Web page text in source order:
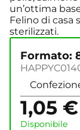
un’ottima
Felino di casa
sterilizzati.
Formato:
1,05 €
Disponibile